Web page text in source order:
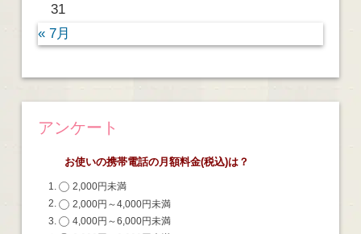
31
« 7月
アンケート
お使いの携帯電話の月額料金(税込)は？
2,000円未満
2,000円～4,000円未満
4,000円～6,000円未満